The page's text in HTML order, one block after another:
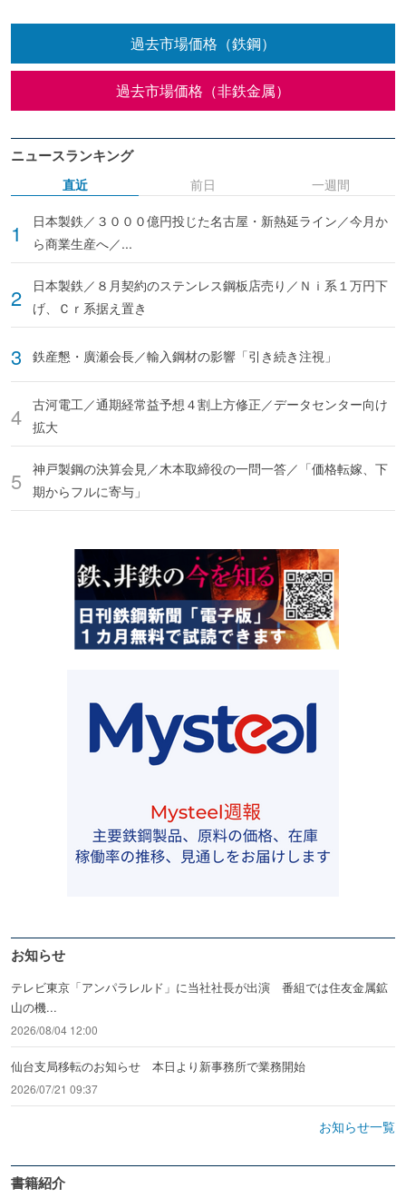
過去市場価格（鉄鋼）
過去市場価格（非鉄金属）
ニュースランキング
直近
日本製鉄／３０００億円投じた名古屋・新熱延ライン／今月か
ら商業生産へ／...
日本製鉄／８月契約のステンレス鋼板店売り／Ｎｉ系１万円下
げ、Ｃｒ系据え置き
鉄産懇・廣瀬会長／輸入鋼材の影響「引き続き注視」
古河電工／通期経常益予想４割上方修正／データセンター向け
拡大
神戸製鋼の決算会見／木本取締役の一問一答／「価格転嫁、下
期からフルに寄与」
前日 一週間
お知らせ
テレビ東京「アンパラレルド」に当社社長が出演 番組では住友金属鉱
山の機...
2026/08/04 12:00
仙台支局移転のお知らせ 本日より新事務所で業務開始
2026/07/21 09:37
お知らせ一覧
書籍紹介